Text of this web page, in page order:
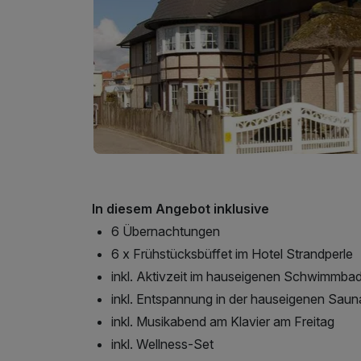
In diesem Angebot inklusive
6 Übernachtungen
6 x Frühstücksbüffet im Hotel Strandperle
inkl. Aktivzeit im hauseigenen
inkl. Entspannung in der hauseigenen
inkl. Musikabend am Klavier am Freitag
inkl. Wellness-Set